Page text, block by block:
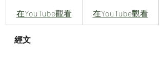
在YouTube觀看 在YouTube觀看
經文